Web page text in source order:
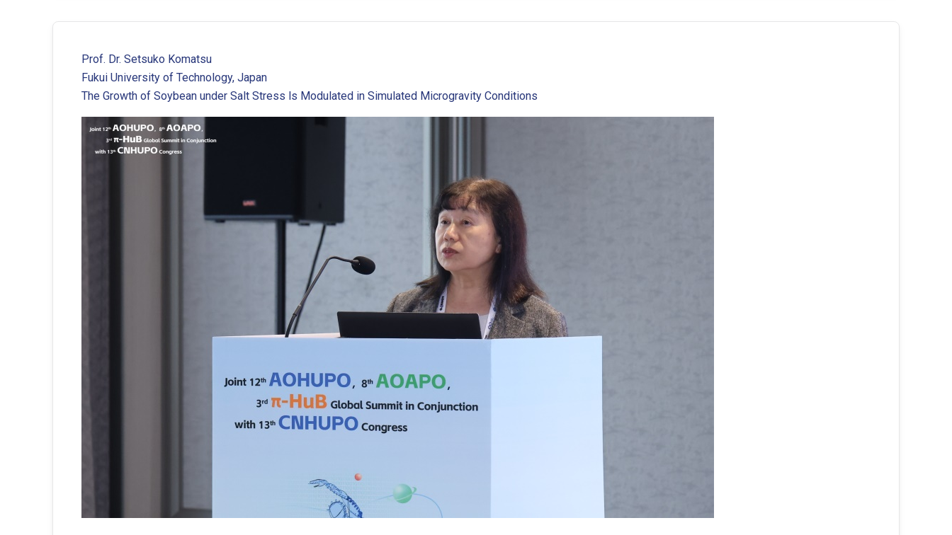
Prof. Dr. Setsuko Komatsu
Fukui University of Technology, Japan
The Growth of Soybean under Salt Stress ls Modulated in Simulated Microgravity Conditions